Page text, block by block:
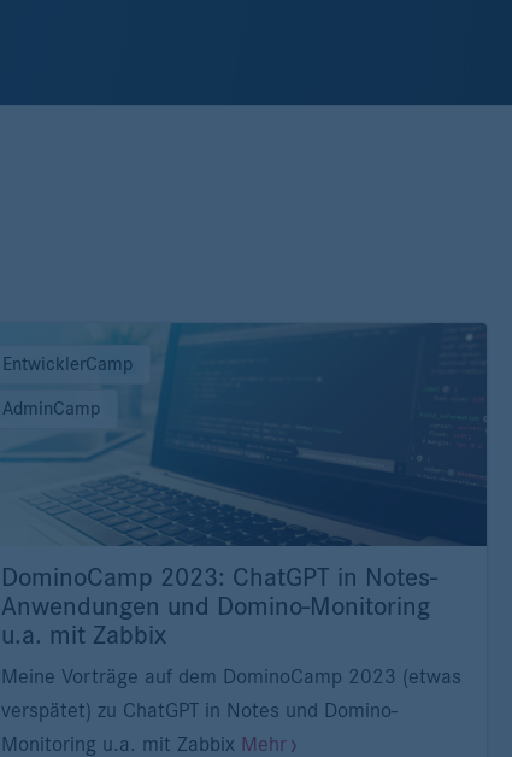
EntwicklerCamp
AdminCamp
DominoCamp 2023: ChatGPT in Notes-
Anwendungen und Domino-Monitoring
u.a. mit Zabbix
Meine Vorträge auf dem DominoCamp 2023 (etwas
verspätet) zu ChatGPT in Notes und Domino-
Monitoring u.a. mit Zabbix Mehr